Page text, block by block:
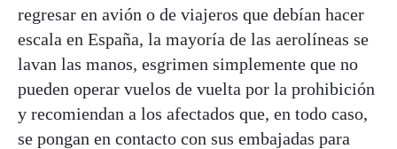
regresar en avión o de viajeros que debían hacer
escala en España, la mayoría de las aerolíneas se
lavan las manos, esgrimen simplemente que no
pueden operar vuelos de vuelta por la prohibición
y recomiendan a los afectados que, en todo caso,
se pongan en contacto con sus embajadas para